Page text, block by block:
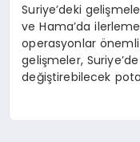
Suriye’deki
ve Hama’da
operasyonlar
gelişmeler,
değiştirebilecek